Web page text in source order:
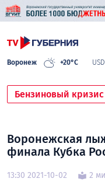
Воронеж +20°C USD
Бензиновый кризис
Воронежская
финала Кубка
13:30 2021-10-02 2